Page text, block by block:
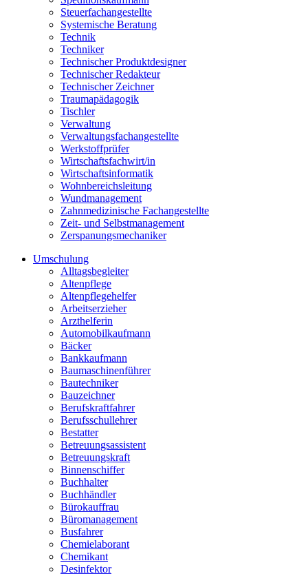
Steuerfachangestellte
Systemische Beratung
Technik
Techniker
Technischer Produktdesigner
Technischer Redakteur
Technischer Zeichner
Traumapädagogik
Tischler
Verwaltung
Verwaltungsfachangestellte
Werkstoffprüfer
Wirtschaftsfachwirt/in
Wirtschaftsinformatik
Wohnbereichsleitung
Wundmanagement
Zahnmedizinische Fachangestellte
Zeit- und Selbstmanagement
Zerspanungsmechaniker
Umschulung
Alltagsbegleiter
Altenpflege
Altenpflegehelfer
Arbeitserzieher
Arzthelferin
Automobilkaufmann
Bäcker
Bankkaufmann
Baumaschinenführer
Bautechniker
Bauzeichner
Berufskraftfahrer
Berufsschullehrer
Bestatter
Betreuungsassistent
Betreuungskraft
Binnenschiffer
Buchhalter
Buchhändler
Bürokauffrau
Büromanagement
Busfahrer
Chemielaborant
Chemikant
Desinfektor